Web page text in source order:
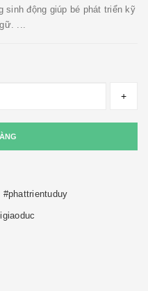
sinh động giúp bé phát triển kỹ
...
+
#phattrientuduy